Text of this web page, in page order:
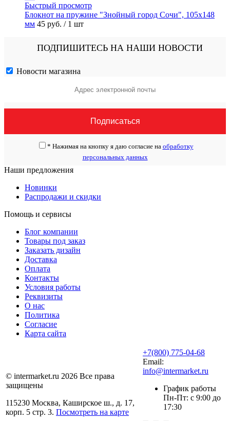
Быстрый просмотр
Блокнот на пружине "Знойный город Сочи", 105х148
мм 45 руб. / 1 шт
ПОДПИШИТЕСЬ НА НАШИ НОВОСТИ
Новости магазина
* Нажимая на кнопку я даю согласие на обработку
персональных данных
Наши предложения
Новинки
Распродажи и скидки
Помощь и сервисы
Блог компании
Товары под заказ
Заказать дизайн
Доставка
Оплата
Контакты
Условия работы
Реквизиты
О нас
Политика
Согласие
Карта сайта
© intermarket.ru 2026 Все права
защищены
115230 Москва, Каширское ш., д. 17,
корп. 5 стр. 3. Посмотреть на карте
+7(800) 775-04-68
Email:
info@intermarket.ru
График работы
Пн-Пт: с 9:00 до
17:30